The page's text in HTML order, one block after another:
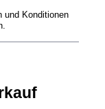
und Konditionen